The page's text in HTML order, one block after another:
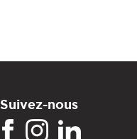
Suivez-nous